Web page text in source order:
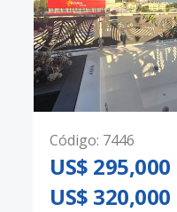
Código: 7446
US$ 295,000
US$ 320,000